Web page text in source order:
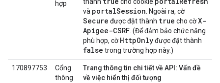
hợp
và portalSession . Ngoài ra, cờ
Secure được đặt thành true cho cờX-
Apigee-CSRF . (Để đảm bảo chức năng
phù hợp, cờHttpOnlyđược đặt thành
false trong trường hợp này.)
170897753
Cổng
thông
Trang thông tin chi tiết về API: Vấn đề
về việc hiển thị đối tượng